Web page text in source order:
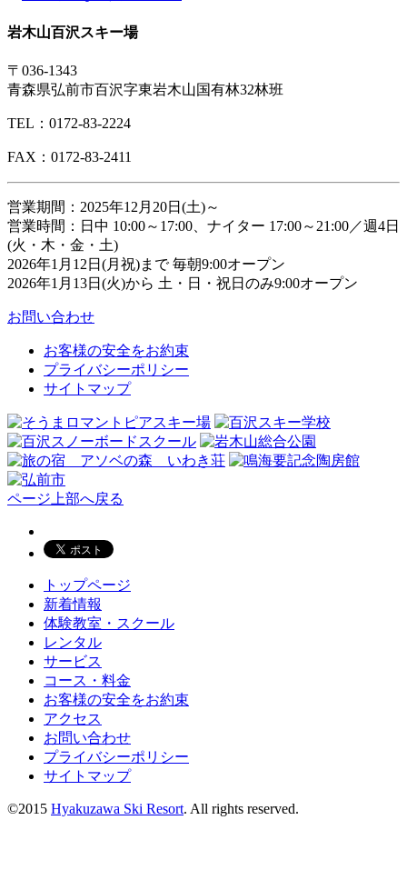
岩木山百沢スキー場
〒036-1343
青森県弘前市百沢字東岩木山国有林32林班
TEL：0172-83-2224
FAX：0172-83-2411
営業期間：2025年12月20日(土)～
営業時間：日中 10:00～17:00、ナイター 17:00～21:00／週4日
(火・木・金・土)
2026年1月12日(月祝)まで 毎朝9:00オープン
2026年1月13日(火)から 土・日・祝日のみ9:00オープン
お問い合わせ
お客様の安全をお約束
プライバシーポリシー
サイトマップ
ページ上部へ戻る
トップページ
新着情報
体験教室・スクール
レンタル
サービス
コース・料金
お客様の安全をお約束
アクセス
お問い合わせ
プライバシーポリシー
サイトマップ
©2015 Hyakuzawa Ski Resort. All rights reserved.